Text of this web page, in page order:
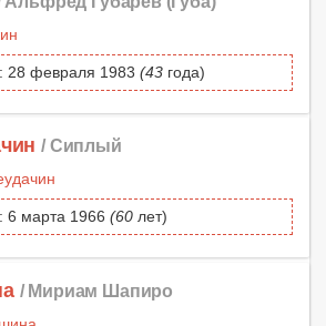
: 28 февраля 1983 (43 года)
/ Сиплый
: 6 марта 1966 (60 лет)
/ Мириам Шапиро